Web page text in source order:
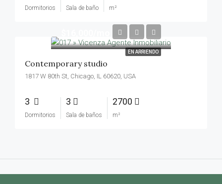
Dormitorios Sala de baño m²
EN ARRIENDO
Contemporary studio
1817 W 80th St, Chicago, IL 60620, USA
3
Dormitorios
3
Sala de baños
2700
m²